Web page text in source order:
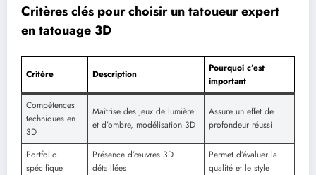
Critères clés pour choisir un tatoueur expert
en tatouage 3D
Critère Description
Pourquoi c’est
important
Compétences
techniques en
3D
Maîtrise des jeux de lumière
et d’ombre, modélisation 3D
Assure un effet de
profondeur réussi
Portfolio
spécifique
Présence d’œuvres 3D
détaillées
Permet d’évaluer la
qualité et le style